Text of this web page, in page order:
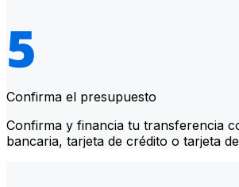
Confirma el presupuesto
Confirma y financia tu transferencia
bancaria, tarjeta de crédito o tarjeta